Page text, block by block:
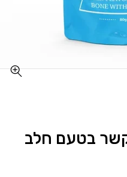
בטעם חלב